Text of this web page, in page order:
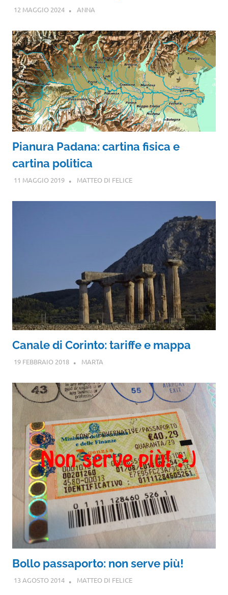
12 MAGGIO 2024 ANNA
Pianura Padana: cartina fisica e
cartina politica
11 MAGGIO 2019 MATTEO DI FELICE
Canale di Corinto: tariffe e mappa
19 FEBBRAIO 2018 MARTA
Bollo passaporto: non serve più!
13 AGOSTO 2014 MATTEO DI FELICE